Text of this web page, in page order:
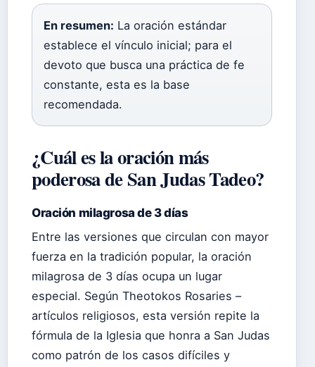
En resumen: La oración estándar
establece el vínculo inicial; para el
devoto que busca una práctica de fe
constante, esta es la base
recomendada.
¿Cuál es la oración más
poderosa de San Judas Tadeo?
Oración milagrosa de 3 días
Entre las versiones que circulan con mayor
fuerza en la tradición popular, la oración
milagrosa de 3 días ocupa un lugar
especial. Según Theotokos Rosaries –
artículos religiosos, esta versión repite la
fórmula de la Iglesia que honra a San Judas
como patrón de los casos difíciles y